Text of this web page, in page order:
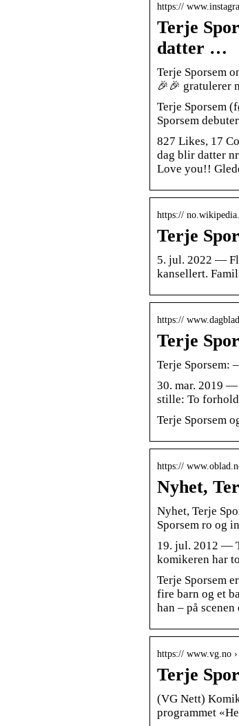
https://
Terje
datter …
Terje Sporsem
🎉🎉 gratulerer
Terje Sporsem
Sporsem
827 Likes, 17
dag blir datter
Love you!!
https://
Terje
5. jul. 2022 —
kansellert.
https://
Terje
Terje Sporsem:
30. mar. 2019
stille: To
Terje Sporsem
https://
Nyhet,
Nyhet, Terje
Sporsem ro og
19. jul. 2012 —
komikeren har
Terje Sporsem
fire barn og et
han – på
https:// www.vg.no
Terje
(VG Nett)
programmet